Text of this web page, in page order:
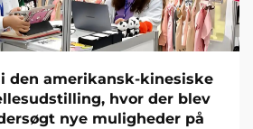
den amerikansk-kinesiske
hvor der blev
nye muligheder på